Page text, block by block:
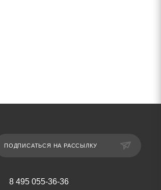
ПОДПИСАТЬСЯ НА РАССЫЛКУ
8 495 055-36-36